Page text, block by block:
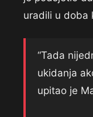
uradili u doba
“Tada
ukidanja
upitao je